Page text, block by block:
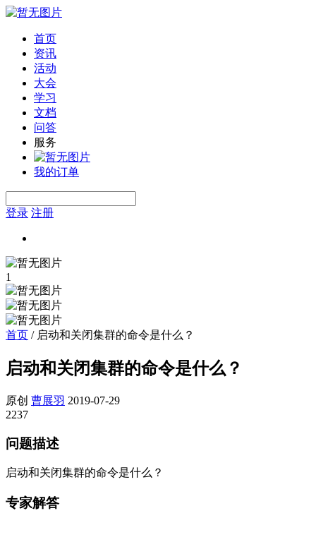
首页
资讯
活动
大会
学习
文档
问答
服务
我的订单
登录 注册
1
首页 / 启动和关闭集群的命令是什么？
启动和关闭集群的命令是什么？
原创 曹展羽 2019-07-29
2237
问题描述
启动和关闭集群的命令是什么？
专家解答